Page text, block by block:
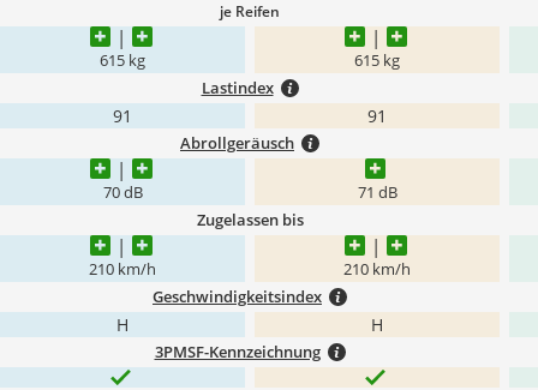
je Reifen
615 kg 615 kg
Lastindex
91 91
Abrollgeräusch
70 dB 71 dB
Zugelassen bis
210 km/h 210 km/h
Geschwindigkeitsindex
H H
3PMSF-Kennzeichnung